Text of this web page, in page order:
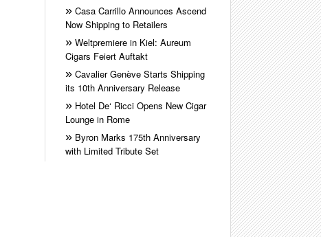
Casa Carrillo Announces Ascend
Now Shipping to Retailers
Weltpremiere in Kiel: Aureum
Cigars Feiert Auftakt
Cavalier Genève Starts Shipping
its 10th Anniversary Release
Hotel De‘ Ricci Opens New Cigar
Lounge in Rome
Byron Marks 175th Anniversary
with Limited Tribute Set